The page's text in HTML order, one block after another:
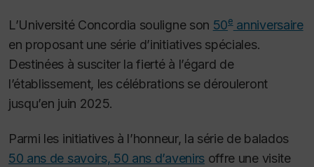
L’Université Concordia souligne son 50eanniversaire
en proposant une série d’initiatives spéciales.
Destinées à susciter la fierté à l’égard de
l’établissement, les célébrations se dérouleront
jusqu’en juin 2025.
Parmi les initiatives à l’honneur, la série de balados
50 ans de savoirs, 50 ans d’avenirsoffre une visite